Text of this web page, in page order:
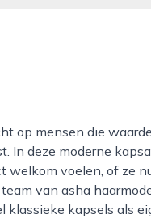
In deze moderne
welkom voelen, of ze
van asha
klassieke kapsels als